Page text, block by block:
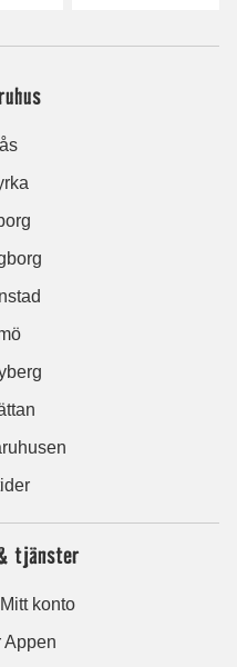
tjänster
konto
Appen